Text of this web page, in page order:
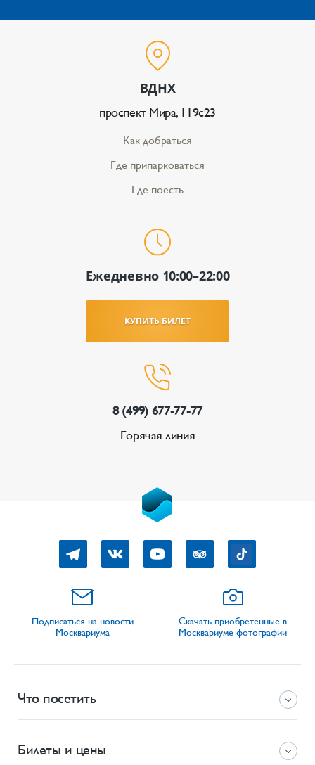
ВДНХ
проспект Мира, 119с23
Как добраться
Где припарковаться
Где поесть
Ежедневно 10:00–22:00
КУПИТЬ БИЛЕТ
8 (499) 677-77-77
Горячая линия
Подписаться на новости
Москвариума
Скачать приобретенные в
Москвариуме фотографии
Что посетить
Билеты и цены